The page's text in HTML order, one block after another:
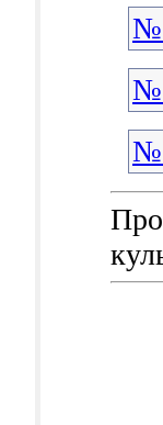
№
№
№